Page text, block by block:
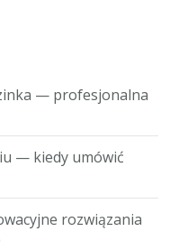
— profesjonalna
— kiedy umówić
rozwiązania